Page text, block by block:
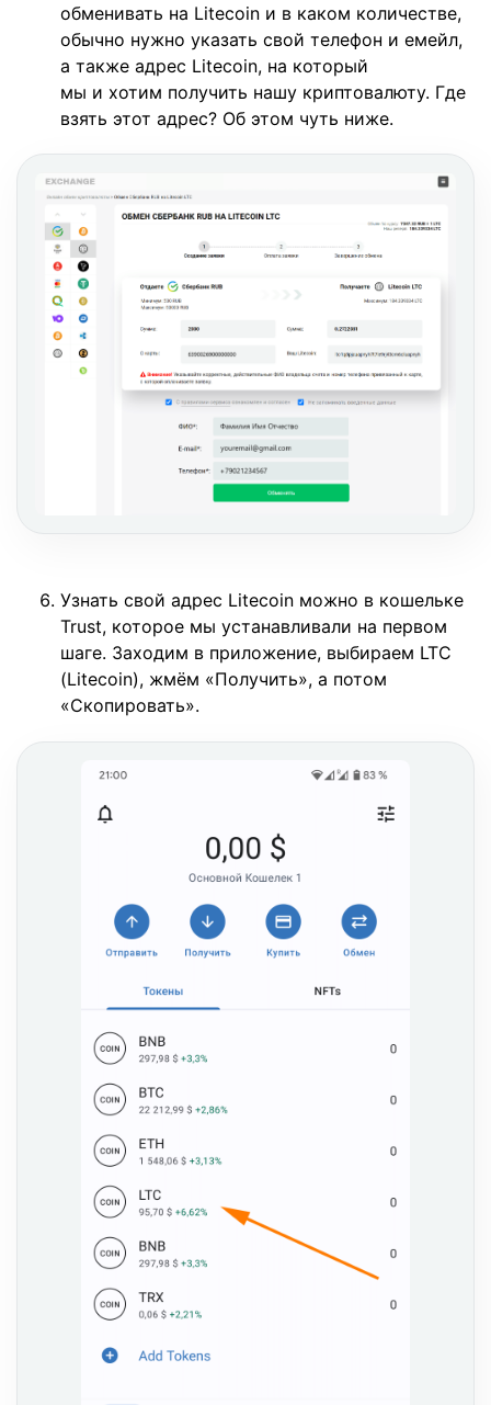
обменивать на Litecoin и в каком количестве,
обычно нужно указать свой телефон и емейл,
а также адрес Litecoin, на который
мы и хотим получить нашу криптовалюту. Где
взять этот адрес? Об этом чуть ниже.
Узнать свой адрес Litecoin можно в кошельке
Trust, которое мы устанавливали на первом
шаге. Заходим в приложение, выбираем LTC
(Litecoin), жмём «Получить», а потом
«Скопировать».